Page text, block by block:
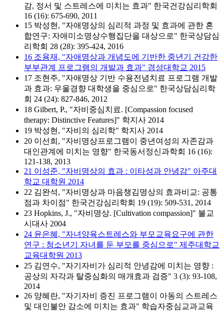
감, 정서 및 스트레스에 미치는 효과" 한국건강심리학회
16 (16): 675-690, 2011
15 박성현, "자애명상의 심리적 과정 및 효과에 관한 혼
합연구: 자애미소명상수행집단을 대상으로" 한국상담심
리학회 28 (28): 395-424, 2016
16 조용재, "자애명상과 개념도에 기반한 중년기 건강한
부부관계 프로그램의 개발과 효과" 경성대학교 2015
17 조현주, "자애명상 기반 수용전념치료 프로그램 개발
과 효과: 우울경향 대학생을 중심으로" 한국상담심리학
회 24 (24): 827-846, 2012
18 Gilbert, P., "자비중심치료. [Compassion focused
therapy: Distinctive Features]" 학지사 2014
19 박성현, "자비의 심리학" 학지사 2014
20 이선희, "자비명상프로그램이 중년여성의 자존감과
대인관계에 미치는 영향" 한국동서정신과학회 16 (16):
121-138, 2013
21 이성준, "자비명상의 효과 : 이타성과 안녕감" 아주대
학교 대학원 2014
22 김완석, "자비명상과 마음챙김명상의 효과비교: 공통
점과 차이점" 한국건강심리학회 19 (19): 509-531, 2014
23 Hopkins, J., "자비명상. [Cultivation compassion]" 불교
시대사 2004
24 윤은혜, "자녀양육스트레스와 부모교육요구에 관한
연구 : 청소년기 자녀를 둔 부모를 중심으로" 제주대학교
교육대학원 2013
25 김연수, "자기자비가 심리적 안녕감에 미치는 영향 :
공상의 자각과 탈중심화의 매개효과 검증" 3 (3): 93-108,
2014
26 양혜란, "자기자비 증진 프로그램이 아동의 스트레스
및 대인불안 감소에 미치는 효과" 학습자중심교과교육